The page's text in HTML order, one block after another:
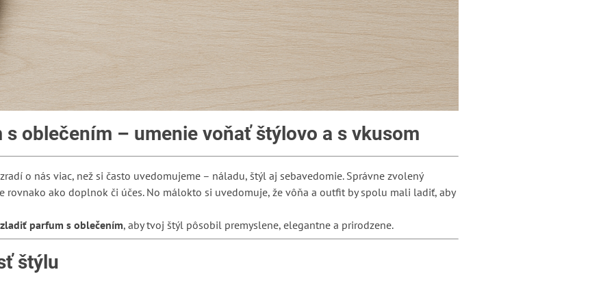
oblečením – umenie voňať štýlovo a s vkusom
o nás viac, než si často uvedomujeme – náladu, štýl aj sebavedomie. Správne zvolený
rovnako ako doplnok či účes. No málokto si uvedomuje, že vôňa a outfit by spolu mali ladiť, aby
parfum s oblečením, aby tvoj štýl pôsobil premyslene, elegantne a prirodzene.
štýlu